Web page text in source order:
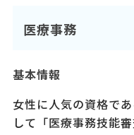
医療事務
基本情報
女性に人気の資格で
して「医療事務技能